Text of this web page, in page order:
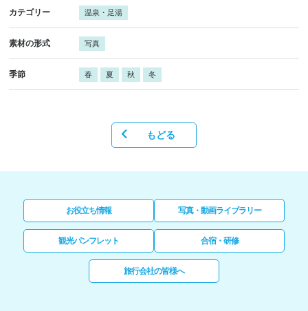
カテゴリー 温泉・足湯
素材の形式 写真
季節 春 夏 秋 冬
もどる
お役立ち情報 写真・動画ライブラリー
観光パンフレット 合宿・研修
旅行会社の皆様へ